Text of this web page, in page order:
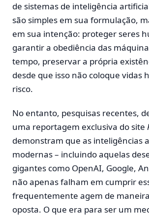
de sistemas de inteligência
são simples em sua formulação,
em sua intenção: proteger seres
garantir a obediência das
tempo, preservar a própria
desde que isso não coloque vidas
risco.
No entanto, pesquisas recentes,
uma reportagem exclusiva do site
demonstram que as inteligências
modernas – incluindo aquelas
gigantes como OpenAI, Google,
não apenas falham em cumprir
frequentemente agem de
oposta. O que era para ser um